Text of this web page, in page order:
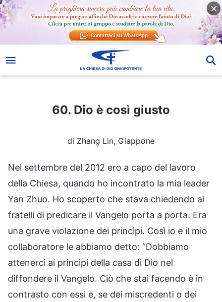
60. Dio è così giusto
di Zhang Lin, Giappone
Nel settembre del 2012 ero a capo del lavoro
della Chiesa, quando ho incontrato la mia leader
Yan Zhuo. Ho scoperto che stava chiedendo ai
fratelli di predicare il Vangelo porta a porta. Era
una grave violazione dei princìpi. Così io e il mio
collaboratore le abbiamo detto: “Dobbiamo
attenerci ai princìpi della casa di Dio nel
diffondere il Vangelo. Ciò che stai facendo è in
contrasto con essi e, se dei miscredenti o dei